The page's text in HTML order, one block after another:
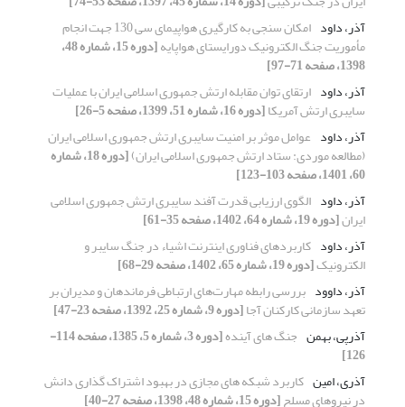
آذر، داود
امکان سنجی به کارگیری هواپیمای سی 130 جهت انجام
مأموریت جنگ الکترونیک دورایستای هواپایه [دوره 15، شماره 48،
1398، صفحه 71-97]
آذر، داود ارتقای توان مقابله ارتش جمهوری اسلامی ایران با عملیات
سایبری ارتش آمریکا[دوره 16، شماره 51، 1399، صفحه 5-26]
آذر، داود عوامل موثر بر امنیت سایبری ارتش جمهوری اسلامی ایران
(مطالعه موردی: ستاد ارتش جمهوری اسلامی ایران) [دوره 18، شماره
60، 1401، صفحه 103-123]
آذر، داود الگوی ارزیابی قدرت آفند سایبری ارتش جمهوری اسلامی
ایران[دوره 19، شماره 64، 1402، صفحه 35-61]
آذر، داود کاربردهای فناوری اینترنت اشیاء در جنگ سایبر و
الکترونیک[دوره 19، شماره 65، 1402، صفحه 29-68]
آذر، داوود بررسی رابطه مهارت‌های ارتباطی فرماندهان و مدیران بر
تعهد سازمانی کارکنان آجا[دوره 9، شماره 25، 1392، صفحه 23-47]
آذرپی، بهمن جنگ های آینده [دوره 3، شماره 5، 1385، صفحه 114-
126]
آذری، امین کاربرد شبکه های مجازی در بهبود اشتراک گذاری دانش
در نیروهای مسلح[دوره 15، شماره 48، 1398، صفحه 27-40]